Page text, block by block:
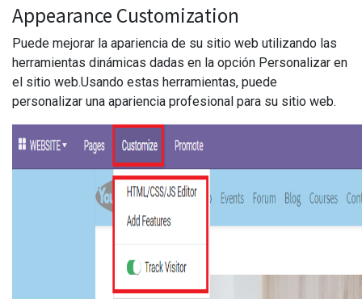
Appearance Customization
Puede mejorar la apariencia de su sitio web utilizando las
herramientas dinámicas dadas en la opción Personalizar en
el sitio web.Usando estas herramientas, puede
personalizar una apariencia profesional para su sitio web.